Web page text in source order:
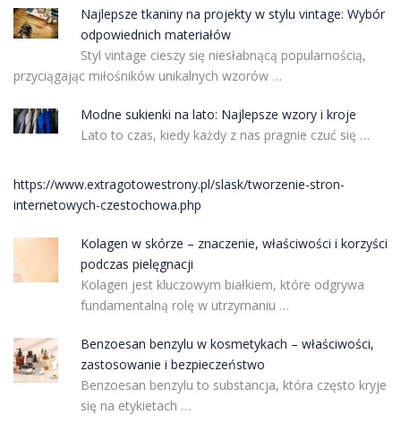
Najlepsze tkaniny na projekty w stylu vintage: Wybór
odpowiednich materiałów
Styl vintage cieszy się niesłabnącą popularnością,
przyciągając miłośników unikalnych wzorów …
Modne sukienki na lato: Najlepsze wzory i kroje
Lato to czas, kiedy każdy z nas pragnie czuć się …
https://www.extragotowestrony.pl/slask/tworzenie-stron-
internetowych-czestochowa.php
Kolagen w skórze – znaczenie, właściwości i korzyści
podczas pielęgnacji
Kolagen jest kluczowym białkiem, które odgrywa
fundamentalną rolę w utrzymaniu …
Benzoesan benzylu w kosmetykach – właściwości,
zastosowanie i bezpieczeństwo
Benzoesan benzylu to substancja, która często kryje
się na etykietach …